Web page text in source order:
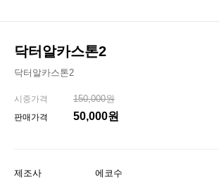
닥터알카스톤2
닥터알카스톤2
시중가격 150,000원
판매가격 50,000원
제조사
에코수